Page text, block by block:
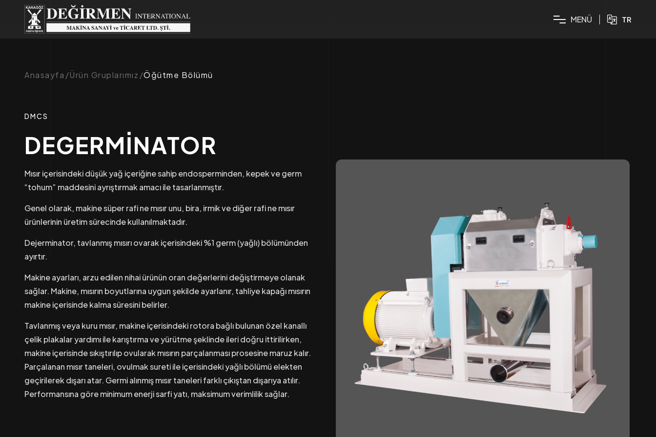
MENÜ TR
Anasayfa Ürün Gruplarımız Öğütme Bölümü
DMCS
DEGERMİNATOR
Mısır içerisindeki düşük yağ içeriğine sahip endosperminden, kepek ve germ
“tohum” maddesini ayrıştırmak amacı ile tasarlanmıştır.
Genel olarak, makine süper rafi ne mısır unu, bira, irmik ve diğer rafi ne mısır
ürünlerinin üretim sürecinde kullanılmaktadır.
Dejerminator, tavlanmış mısırı ovarak içerisindeki %1 germ (yağlı) bölümünden
ayırtır.
Makine ayarları, arzu edilen nihai ürünün oran değerlerini değiştirmeye olanak
sağlar. Makine, mısırın boyutlarına uygun şekilde ayarlanır, tahliye kapağı mısırın
makine içerisinde kalma süresini belirler.
Tavlanmış veya kuru mısır, makine içerisindeki rotora bağlı bulunan özel kanallı
çelik plakalar yardımı ile karıştırma ve yürütme şeklinde ileri doğru ittirilirken,
makine içerisinde sıkıştırılıp ovularak mısırın parçalanması prosesine maruz kalır.
Parçalanan mısır taneleri, ovulmak sureti ile içerisindeki yağlı bölümü elekten
geçirilerek dışarı atar. Germi alınmış mısır taneleri farklı çıkıştan dışarıya atılır.
Performansına göre minimum enerji sarfi yatı, maksimum verimlilik sağlar.